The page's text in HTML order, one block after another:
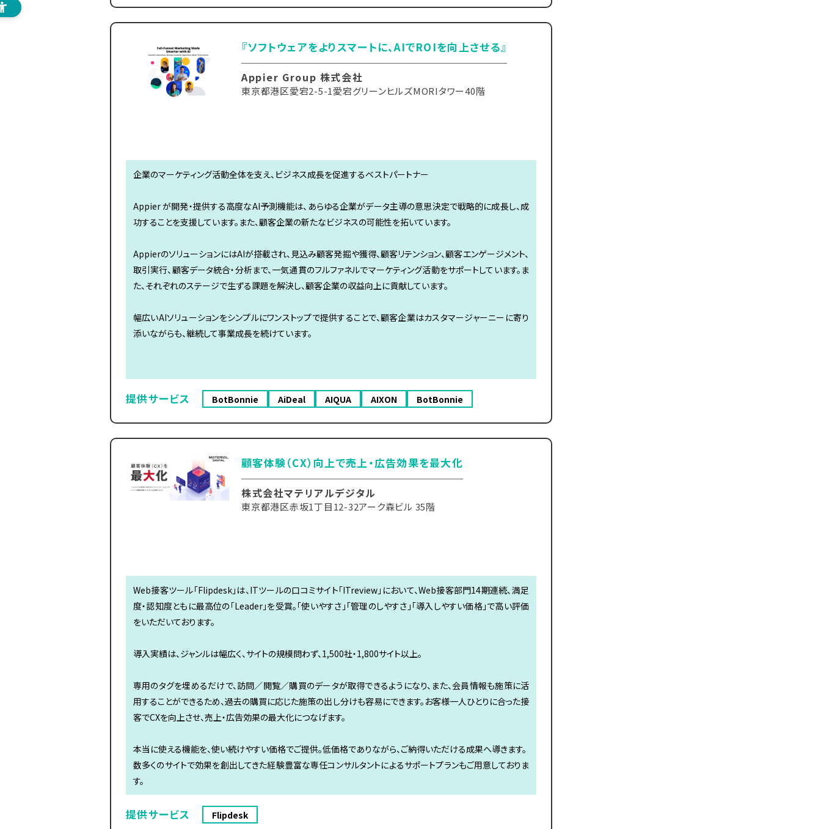
『ソフトウェアをよりスマートに、AIでROIを向上させる』
Appier Group 株式会社
東京都港区愛宕2-5-1愛宕グリーンヒルズMORIタワー40階
企業のマーケティング活動全体を支え、ビジネス成長を促進するベストパートナー
Appier が開発・提供する高度なAI予測機能は、あらゆる企業がデータ主導の意思決定で戦略的に成長し、成
功することを支援しています。また、顧客企業の新たなビジネスの可能性を拓いています。
AppierのソリューションにはAIが搭載され、見込み顧客発掘や獲得、顧客リテンション、顧客エンゲージメント、
取引実行、顧客データ統合・分析まで、一気通貫のフルファネルでマーケティング活動をサポートしています。ま
た、それぞれのステージで生ずる課題を解決し、顧客企業の収益向上に貢献しています。
幅広いAIソリューションをシンプルにワンストップで提供することで、顧客企業はカスタマージャーニーに寄り
添いながらも、継続して事業成長を続けています。
提供サービス BotBonnie AiDeal AIQUA AIXON BotBonnie
顧客体験（CX）向上で売上・広告効果を最大化
株式会社マテリアルデジタル
東京都港区赤坂1丁目12-32アーク森ビル 35階
Web接客ツール「Flipdesk」は、ITツールの口コミサイト「ITreview」において、Web接客部門14期連続、満足
度・認知度ともに最高位の「Leader」を受賞。「使いやすさ」「管理のしやすさ」「導入しやすい価格」で高い評価
をいただいております。
導入実績は、ジャンルは幅広く、サイトの規模問わず、1,500社・1,800サイト以上。
専用のタグを埋めるだけで、訪問／閲覧／購買のデータが取得できるようになり、また、会員情報も施策に活
用することができるため、過去の購買に応じた施策の出し分けも容易にできます。お客様一人ひとりに合った接
客でCXを向上させ、売上・広告効果の最大化につなげます。
本当に使える機能を、使い続けやすい価格でご提供。低価格でありながら、ご納得いただける成果へ導きます。
数多くのサイトで効果を創出してきた経験豊富な専任コンサルタントによるサポートプランもご用意しておりま
す。
提供サービス Flipdesk